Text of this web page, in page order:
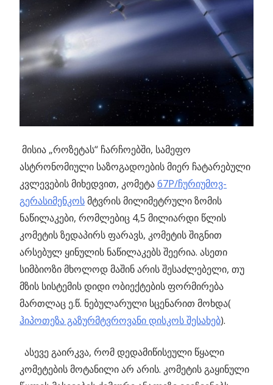
მისია „როზეტას“ ჩარჩოებში, სამეფო
ასტრონომიული საზოგადოების მიერ ჩატარებული
კვლევების მიხედვით, კომეტა67P/ჩურიუმოვ-
გერასიმენკოსმტვრის მილიმეტრული ზომის
ნაწილაკები, რომლებიც 4,5 მილიარდი წლის
კომეტის ზედაპირს ფარავს, კომეტის შიგნით
არსებულ ყინულის ნაწილაკებს შეერია. ასეთი
სიმბიოზი მხოლოდ მაშინ არის შესაძლებელი, თუ
მზის სისტემის დიდი ობიექტების ფორმირება
მართლაც ე.წ. ნებულარული სცენარით მოხდა(
ჰიპოთეზა გაზურმტვროვანი დისკოს შესახებ).
ასევე გაირკვა, რომ დედამიწისეული წყალი
კომეტების მოტანილი არ არის. კომეტის გაყინული